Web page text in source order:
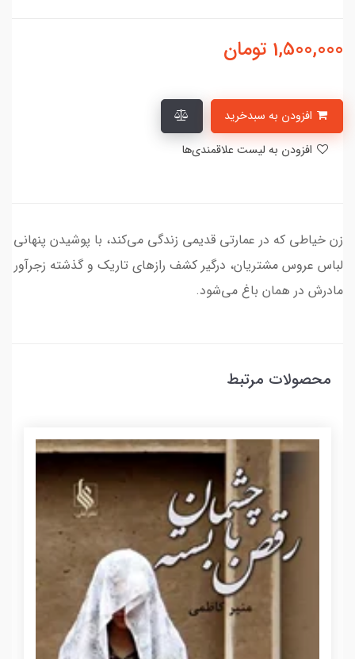
1,500,000 تومان
زن خیاطی که در عمارتی قدیمی زندگی می‌کند، با پوشیدن پنهانی
لباس عروس مشتریان، درگیر کشف رازهای تاریک و گذشته زجرآور
مادرش در همان باغ می‌شود.
محصولات مرتبط